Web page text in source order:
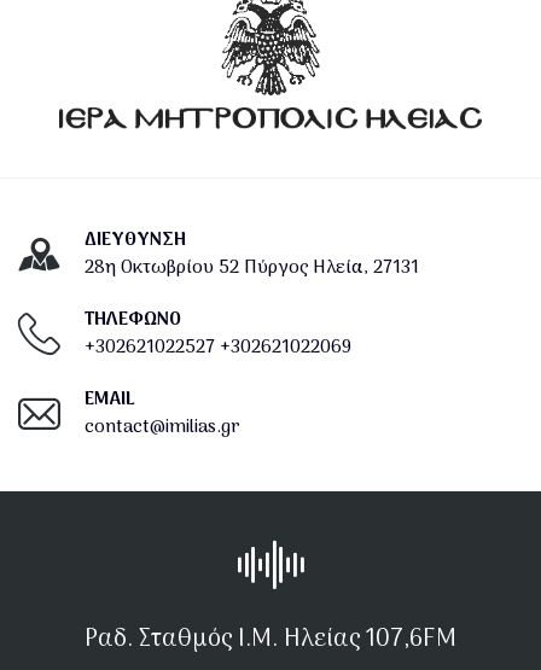
ΔΙΕΎΘΥΝΣΗ
28η Οκτωβρίου 52 Πύργος Ηλεία, 27131
ΤΗΛΕΦΩΝΟ
+302621022527 +302621022069
EMAIL
contact@imilias.gr
Ραδ. Σταθμός Ι.Μ. Ηλείας 107,6FM